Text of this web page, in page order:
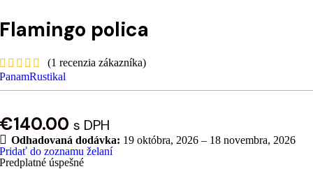
Flamingo polica
(1 recenzia zákazníka)
PanamRustikal
€140.00 s DPH
Odhadovaná dodávka: 19 októbra, 2026 – 18 novembra, 2026
Pridať do zoznamu želaní
Predplatné úspešné